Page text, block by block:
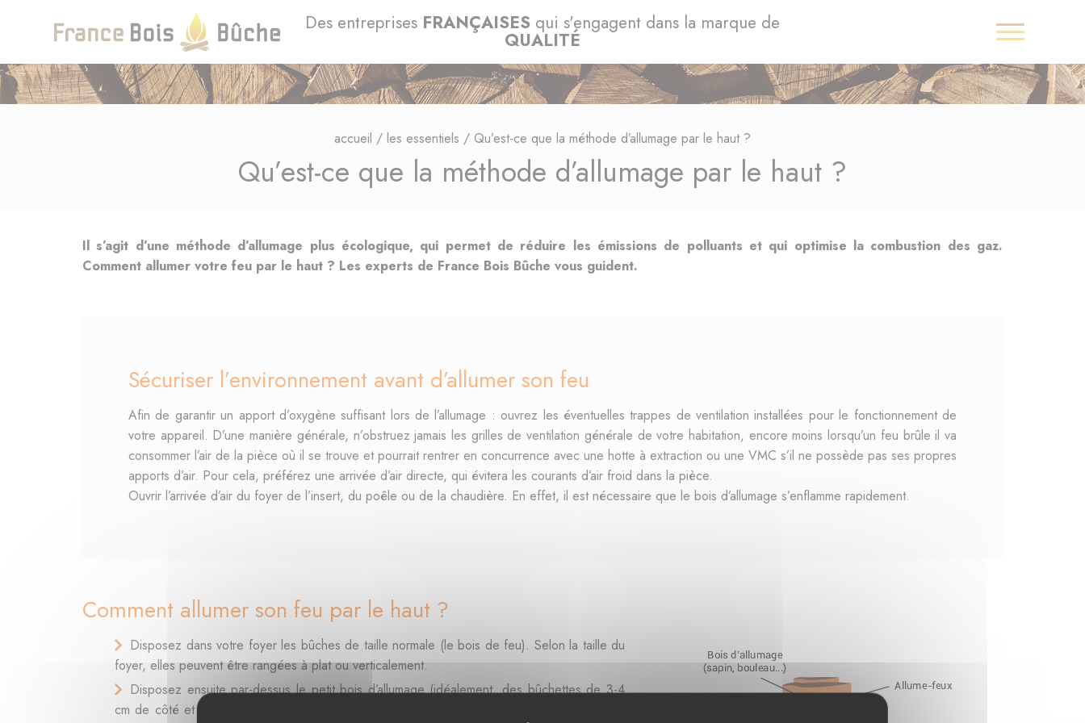
Des entreprises FRANÇAISES qui s'engagent dans la marque de
QUALITÉ
accueil / les essentiels / Qu’est-ce que la méthode d’allumage par le haut ?
Qu’est-ce que la méthode d’allumage par le haut ?
Il s’agit d’une méthode d’allumage plus écologique, qui permet de réduire les émissions de polluants et qui optimise la combustion des gaz.
Comment allumer votre feu par le haut ? Les experts de France Bois Bûche vous guident.
Sécuriser l’environnement avant d’allumer son feu
Afin de garantir un apport d’oxygène suffisant lors de l’allumage : ouvrez les éventuelles trappes de ventilation installées pour le fonctionnement de
votre appareil. D’une manière générale, n’obstruez jamais les grilles de ventilation générale de votre habitation, encore moins lorsqu’un feu brûle il va
consommer l’air de la pièce où il se trouve et pourrait rentrer en concurrence avec une hotte à extraction ou une VMC s’il ne possède pas ses propres
apports d’air. Pour cela, préférez une arrivée d’air directe, qui évitera les courants d’air froid dans la pièce.
Ouvrir l’arrivée d’air du foyer de l’insert, du poêle ou de la chaudière. En effet, il est nécessaire que le bois d’allumage s’enflamme rapidement.
Comment allumer son feu par le haut ?
Disposez dans votre foyer les bûches de taille normale (le bois de feu). Selon la taille du
foyer, elles peuvent être rangées à plat ou verticalement.
Disposez ensuite par-dessus le petit bois d’allumage (idéalement, des bûchettes de 3-4
cm de côté et de 15-20 cm de long), en alternant et croisant les morceaux. Quatre ou six